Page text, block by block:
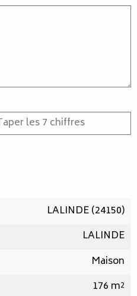
LALINDE (24150)
LALINDE
Maison
176 m²